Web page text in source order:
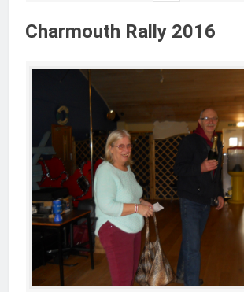
Charmouth Rally 2016